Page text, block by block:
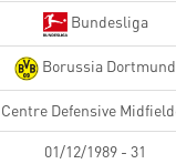
Bundesliga
Borussia Dortmund
Centre Defensive
01/12/1989 - 31